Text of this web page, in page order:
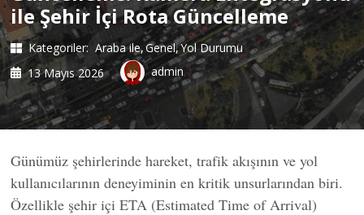
ile Şehir İçi Rota Güncelleme
Kategoriler: Araba ile Genel Yol Durumu
13 Mayıs 2026
admin
Günümüz şehirlerinde hareket, trafik akışının ve yol
kullanıcılarının deneyiminin en kritik unsurlarından biri.
Özellikle şehir içi ETA (Estimated Time of Arrival)